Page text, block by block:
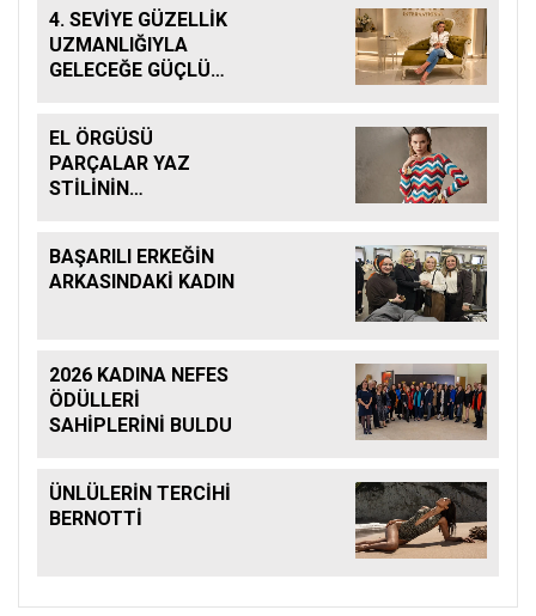
4. SEVİYE GÜZELLİK
UZMANLIĞIYLA
GELECEĞE GÜÇLÜ
EL ÖRGÜSÜ
PARÇALAR YAZ
STİLİNİN
BAŞARILI ERKEĞİN
ARKASINDAKİ KADIN
2026 KADINA NEFES
ÖDÜLLERİ
SAHİPLERİNİ BULDU
ÜNLÜLERİN TERCİHİ
BERNOTTİ